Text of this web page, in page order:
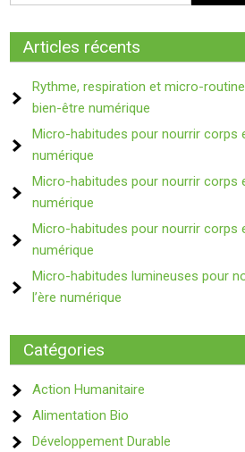
Articles récents
Rythme, respiration et micro-
bien-être numérique
Micro-habitudes pour nourrir corps
numérique
Micro-habitudes pour nourrir corps
numérique
Micro-habitudes pour nourrir corps
numérique
Micro-habitudes lumineuses pour
l’ère numérique
Catégories
Action Humanitaire
Alimentation Bio
Développement Durable